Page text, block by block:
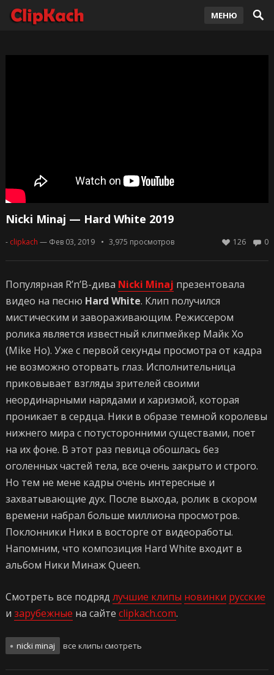
МЕНЮ
Nicki Minaj — Hard White 2019
- clipkach — Фев 03, 2019 3,975 просмотров 0
126
Популярная R’n’B-дива Nicki Minaj презентовала
видео на песню Hard White. Клип получился
мистическим и завораживающим. Режиссером
ролика является известный клипмейкер Майк Хо
(Mike Ho). Уже с первой секунды просмотра от кадра
не возможно оторвать глаз. Исполнительница
приковывает взгляды зрителей своими
неординарными нарядами и харизмой, которая
проникает в сердца. Ники в образе темной королевы
нижнего мира с потусторонними существами, поет
на их фоне. В этот раз певица обошлась без
оголенных частей тела, все очень закрыто и строго.
Но тем не мене кадры очень интересные и
захватывающие дух. После выхода, ролик в скором
времени набрал больше миллиона просмотров.
Поклонники Ники в восторге от видеоработы.
Напомним, что композиция Hard White входит в
альбом Ники Минаж Queen.
Смотреть все подряд лучшие клипы новинки русские
и зарубежные на сайте clipkach.com.
nicki minaj все клипы смотреть